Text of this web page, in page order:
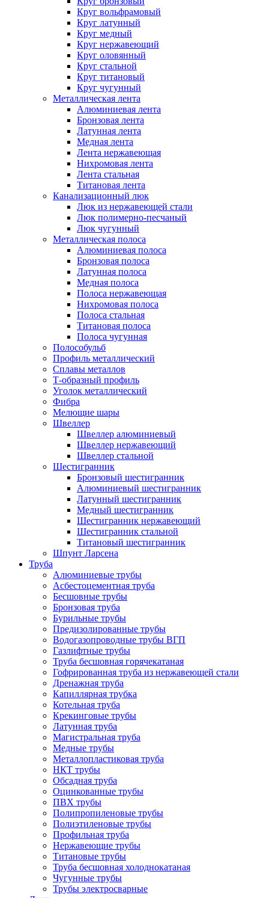
Круг вольфрамовый
Круг латунный
Круг медный
Круг нержавеющий
Круг оловянный
Круг стальной
Круг титановый
Круг чугунный
Металлическая лента
Алюминиевая лента
Бронзовая лента
Латунная лента
Медная лента
Лента нержавеющая
Нихромовая лента
Лента стальная
Титановая лента
Канализационный люк
Люк из нержавеющей стали
Люк полимерно-песчаный
Люк чугунный
Металлическая полоса
Алюминиевая полоса
Бронзовая полоса
Латунная полоса
Медная полоса
Полоса нержавеющая
Нихромовая полоса
Полоса стальная
Титановая полоса
Полоса чугунная
Полособульб
Профиль металлический
Сплавы металлов
Т-образный профиль
Уголок металлический
Фибра
Мелющие шары
Швеллер
Швеллер алюминиевый
Швеллер нержавеющий
Швеллер стальной
Шестигранник
Бронзовый шестигранник
Алюминиевый шестигранник
Латунный шестигранник
Медный шестигранник
Шестигранник нержавеющий
Шестигранник стальной
Титановый шестигранник
Шпунт Ларсена
Труба
Алюминиевые трубы
Асбестоцементная труба
Бесшовные трубы
Бронзовая труба
Бурильные трубы
Предизолированные трубы
Водогазопроводные трубы ВГП
Газлифтные трубы
Труба бесшовная горячекатаная
Гофрированная труба из нержавеющей стали
Дренажная труба
Капиллярная трубка
Котельная труба
Крекинговые трубы
Латунная труба
Магистральная труба
Медные трубы
Металлопластиковая труба
НКТ трубы
Обсадная труба
Оцинкованные трубы
ПВХ трубы
Полипропиленовые трубы
Полиэтиленовые трубы
Профильная труба
Нержавеющие трубы
Титановые трубы
Труба бесшовная холоднокатаная
Чугунные трубы
Трубы электросварные